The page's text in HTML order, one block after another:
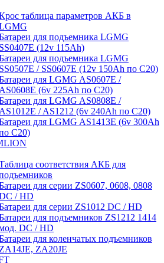
таблица параметров АКБ в
для подъемника LGMG
SS0407E (12v 115Ah)
для подъемника LGMG
SS0507E / SS0607E (12v 150Ah по С20)
для LGMG AS0607E /
AS0608E (6v 225Ah по С20)
для LGMG AS0808E /
AS1012E / AS1212 (6v 240Ah по С20)
для LGMG AS1413E (6v 300Ah
С20)
соответствия АКБ для
для серии ZS0607, 0608, 0808
/ HD
для серии ZS1012 DC / HD
для подъемников ZS1212 1414
DC / HD
для коленчатых подъемников
ZA14JE, ZA20JE